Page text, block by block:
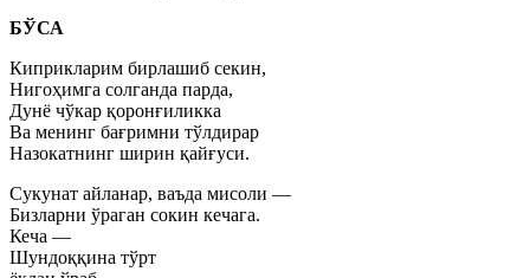
БЎСА
Киприкларим бирлашиб секин,
Нигоҳимга солганда парда,
Дунё чўкар қоронғиликка
Ва менинг бағримни тўлдирар
Назокатнинг ширин қайғуси.
Сукунат айланар, ваъда мисоли —
Бизларни ўраган сокин кечага.
Кеча —
Шундоққина тўрт